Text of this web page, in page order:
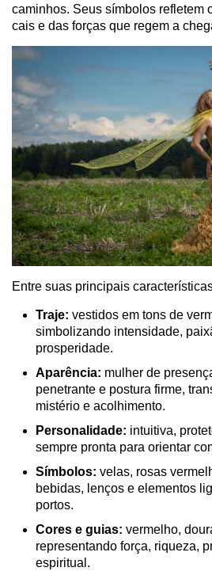
caminhos. Seus símbolos refletem
cais e das forças que regem a
Entre suas principais
Traje: vestidos em tons de
simbolizando intensidade,
prosperidade.
Aparência: mulher de
penetrante e postura firme,
mistério e acolhimento.
Personalidade: intuitiva,
sempre pronta para orientar
Símbolos: velas, rosas
bebidas, lenços e elementos
portos.
Cores e guias: vermelho,
representando força, riqueza,
espiritual.